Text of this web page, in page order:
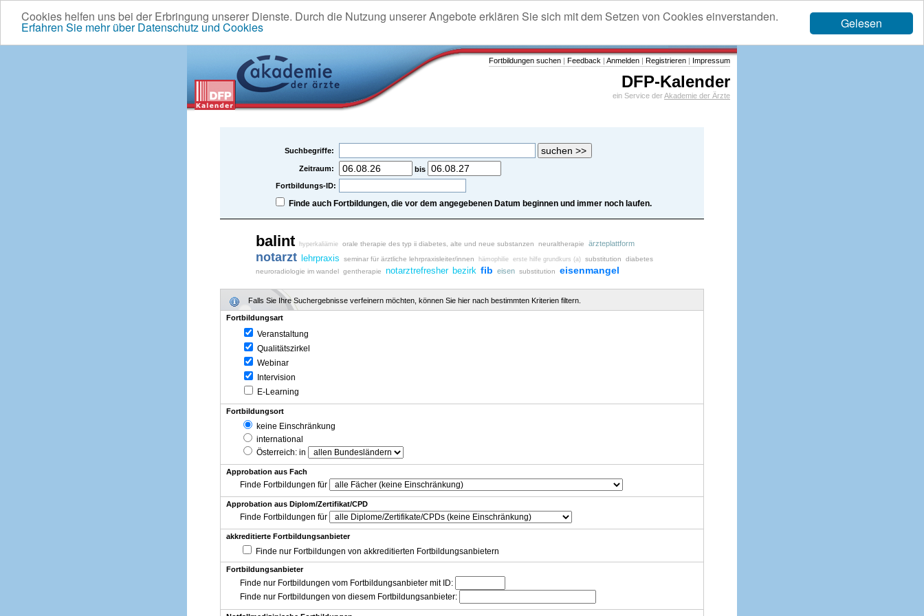
Gelesen
Cookies helfen uns bei der Erbringung unserer Dienste. Durch die Nutzung unserer Angebote erklären Sie sich mit dem Setzen von Cookies einverstanden.
Erfahren Sie mehr über Datenschutz und Cookies
Fortbildungen suchen | Feedback | Anmelden | Registrieren | Impressum
DFP-Kalender
ein Service derAkademie der Ärzte
Suchbegriffe:
Zeitraum:
bis
Fortbildungs-ID:
Finde auch Fortbildungen, die vor dem angegebenen Datum beginnen und immer noch laufen.
balint hyperkaliämie orale therapie des typ ii diabetes, alte und neue substanzen neuraltherapie ärzteplattform
notarzt lehrpraxis seminar für ärztliche lehrpraxisleiter/innen hämophilie erste hilfe grundkurs (a) substitution
diabetes
neuroradiologie im wandel gentherapie notarztrefresher bezirk fib eisen substitution eisenmangel
Falls Sie Ihre Suchergebnisse verfeinern möchten, können Sie hier nach bestimmten Kriterien filtern.
Fortbildungsart
Veranstaltung
Qualitätszirkel
Webinar
Intervision
E-Learning
Fortbildungsort
keine Einschränkung
international
Österreich: in
Approbation aus Fach
Finde Fortbildungen für
Approbation aus Diplom/Zertifikat/CPD
Finde Fortbildungen für
akkreditierte Fortbildungsanbieter
Finde nur Fortbildungen von akkreditierten Fortbildungsanbietern
Fortbildungsanbieter
Finde nur Fortbildungen vom Fortbildungsanbieter mit ID:
Finde nur Fortbildungen von diesem Fortbildungsanbieter: